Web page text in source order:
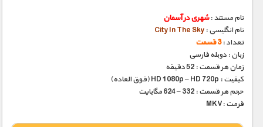
نام مستند :شهری در آسمان
نام انگلیسی : City In The Sky
تعداد :3 قسمت
زبان : دوبله فارسی
زمان هر قسمت : 52 دقیقه
کیفیت : HD 1080p – HD 720p (فوق العاده)
حجم هر قسمت : 332 – 624 مگابایت
فرمت :MKV